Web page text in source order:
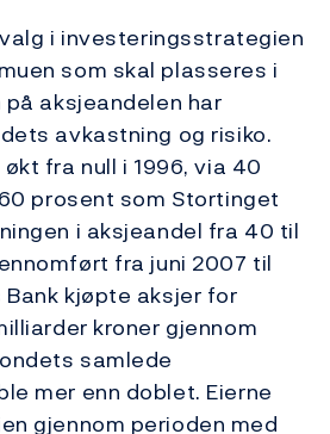
i investeringsstrategien
som skal plasseres i
aksjeandelen har
avkastning og risiko.
fra null i 1996, via 40
prosent som Stortinget
i aksjeandel fra 40 til
fra juni 2007 til
kjøpte aksjer for
kroner gjennom
samlede
mer enn doblet. Eierne
gjennom perioden med